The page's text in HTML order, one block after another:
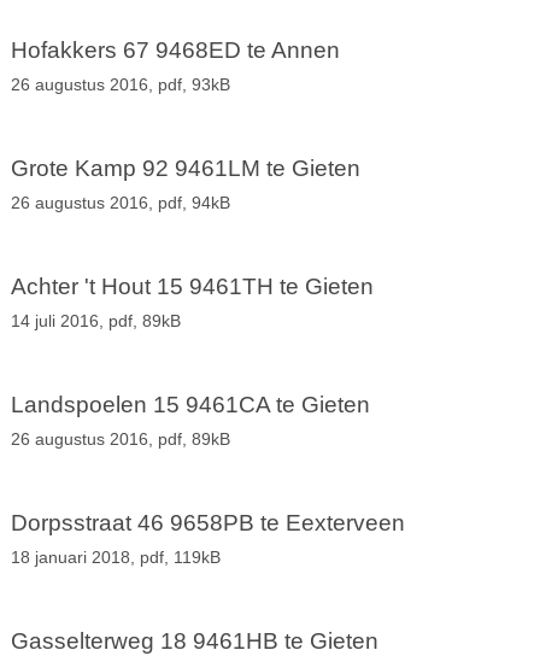
Hofakkers 67 9468ED te Annen
26 augustus 2016, pdf, 93kB
Grote Kamp 92 9461LM te Gieten
26 augustus 2016, pdf, 94kB
Achter 't Hout 15 9461TH te Gieten
14 juli 2016, pdf, 89kB
Landspoelen 15 9461CA te Gieten
26 augustus 2016, pdf, 89kB
Dorpsstraat 46 9658PB te Eexterveen
18 januari 2018, pdf, 119kB
Gasselterweg 18 9461HB te Gieten